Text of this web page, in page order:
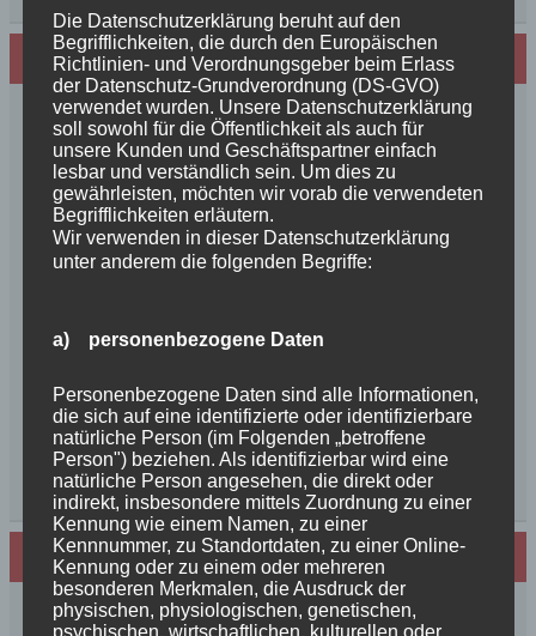
Neues von den Turmschurken
Frohe Weihnachten 2025 unseren
Schurkenfamilien und Freunden
Herzlichen Glückwunsch zum 4. Geburtstag
Unsere Feenkinder haben alle verzaubert
News++News++News++Unsere Feenkinder sind
geboren++
So schön, die Freundschaften der Schurkeneltern
Innigkeit, oder wahre Liebe
Unsere schöne BenBenkinder schicken
Urlaubsgrüße
++News++News++News++
Archiv
Archiv
Die Datenschutzerklärung beruht auf den
Begrifflichkeiten, die durch den Europäischen
Richtlinien- und Verordnungsgeber beim Erlass
der Datenschutz-Grundverordnung (DS-GVO)
verwendet wurden. Unsere Datenschutzerklärung
soll sowohl für die Öffentlichkeit als auch für
unsere Kunden und Geschäftspartner einfach
lesbar und verständlich sein. Um dies zu
gewährleisten, möchten wir vorab die verwendeten
Begrifflichkeiten erläutern.
Wir verwenden in dieser Datenschutzerklärung
unter anderem die folgenden Begriffe:
a) personenbezogene Daten
Personenbezogene Daten sind alle Informationen,
die sich auf eine identifizierte oder identifizierbare
natürliche Person (im Folgenden „betroffene
Person") beziehen. Als identifizierbar wird eine
natürliche Person angesehen, die direkt oder
indirekt, insbesondere mittels Zuordnung zu einer
Kennung wie einem Namen, zu einer
Kennnummer, zu Standortdaten, zu einer Online-
Kennung oder zu einem oder mehreren
besonderen Merkmalen, die Ausdruck der
physischen, physiologischen, genetischen,
psychischen, wirtschaftlichen, kulturellen oder